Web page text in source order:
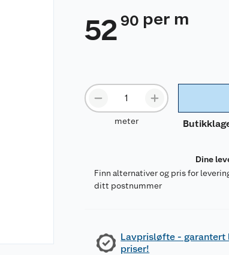
52 90 per m
meter
Dine
Finn alternativer og pris for
ditt postnummer
Lavprisløfte - garantert
priser!